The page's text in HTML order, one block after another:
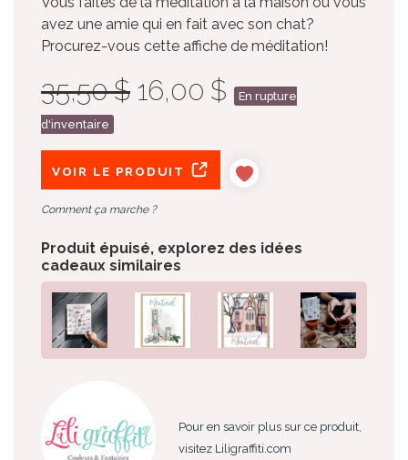
avez une amie qui en fait avec son chat?
Procurez-vous cette affiche de méditation!
35,50 $ 16,00 $ En rupture
d'inventaire
VOIR LE PRODUIT
Comment ça marche ?
Produit épuisé, explorez des idées
cadeaux similaires
Pour en savoir plus sur ce produit,
visitez Liligraffiti.com